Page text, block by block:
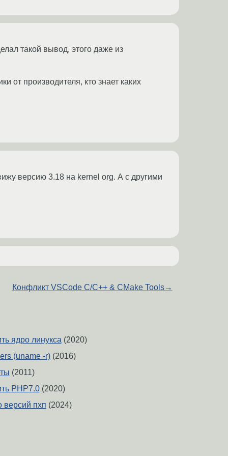
такой вывод, этого даже из
от производителя, кто знает каких
версию 3.18 на kernel org. А с другими
Конфликт VSCode C/C++ & CMake Tools→
ядро линукса(2020)
(uname -r)(2016)
(2011)
PHP7.0(2020)
версий пхп (2024)